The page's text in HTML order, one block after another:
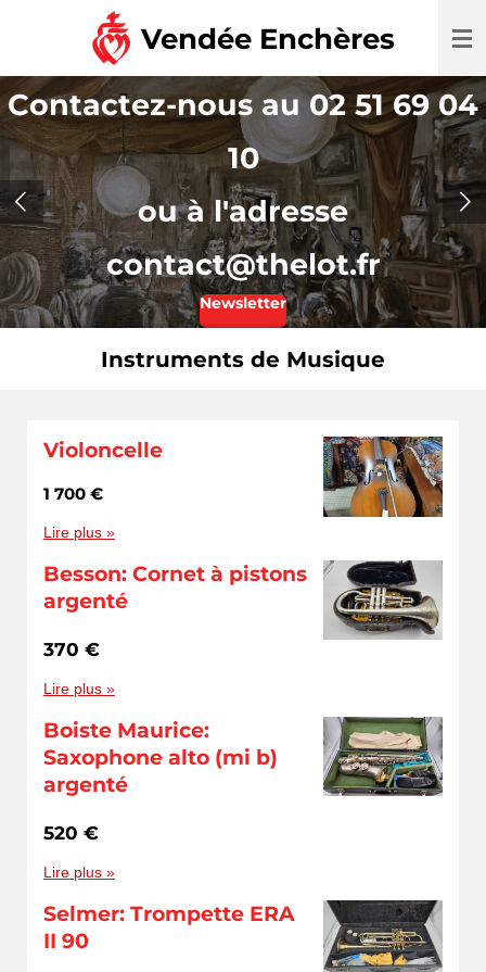
principal
Vendée Enchères
Contactez-nous au 02 51 69 04
10
ou à l'adresse
contact@thelot.fr
Newsletter
Instruments de Musique
Violoncelle
1 700 €
Lire plus »
Besson: Cornet à pistons
argenté
370 €
Lire plus »
Boiste Maurice:
Saxophone alto (mi b)
argenté
520 €
Lire plus »
Selmer: Trompette ERA
II 90